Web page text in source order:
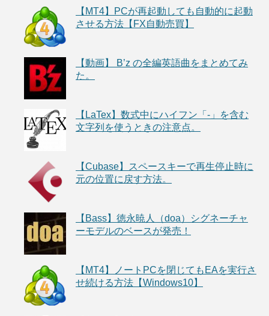
【MT4】PCが再起動しても自動的に起動
させる方法【FX自動売買】
【動画】 B’z の全編英語曲をまとめてみ
た。
【LaTex】数式中にハイフン「-」を含む
文字列を使うときの注意点。
【Cubase】スペースキーで再生停止時に
元の位置に戻す方法。
【Bass】徳永暁人（doa）シグネーチャ
ーモデルのベースが発売！
【MT4】ノートPCを閉じてもEAを実行さ
せ続ける方法【Windows10】